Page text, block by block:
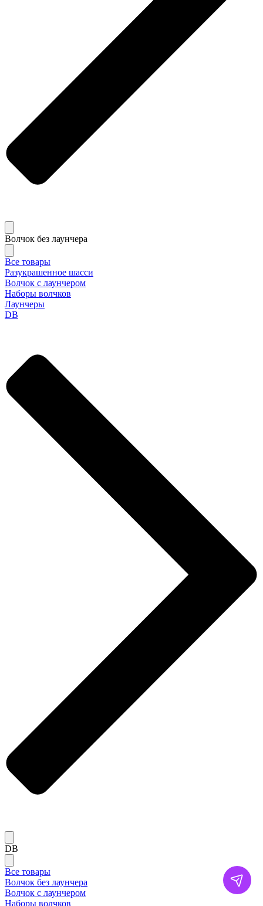
Волчок без лаунчера
Все товары
Разукрашенное шасси
Волчок с лаунчером
Наборы волчков
Лаунчеры
DB
DB
Все товары
Волчок без лаунчера
Волчок с лаунчером
Наборы волчков